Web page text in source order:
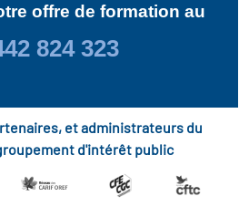
offre de formation au
824 323
et administrateurs du
d'intérêt public